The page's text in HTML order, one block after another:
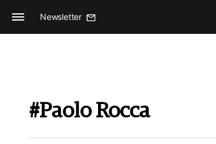
Newsletter
#Paolo Rocca